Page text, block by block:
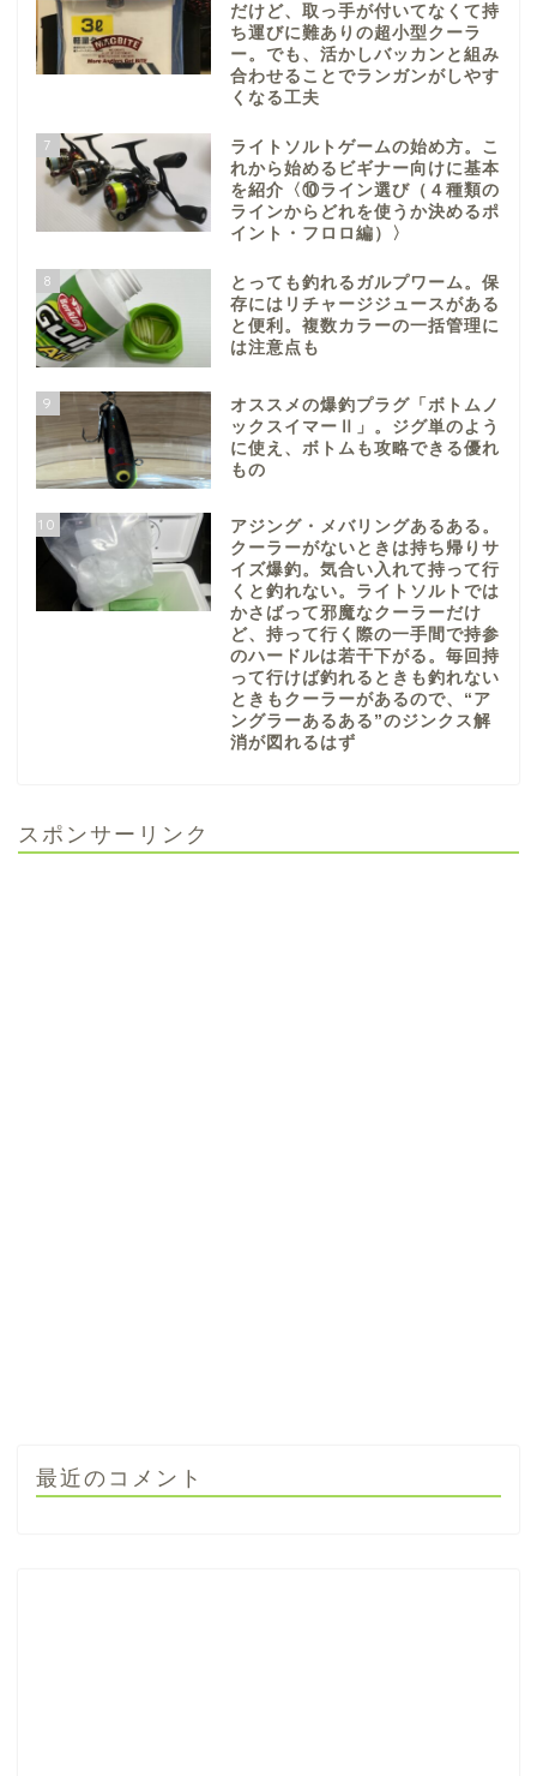
だけど、取っ手が付いてなくて持
ち運びに難ありの超小型クーラ
ー。でも、活かしバッカンと組み
合わせることでランガンがしやす
くなる工夫
7
ライトソルトゲームの始め方。こ
れから始めるビギナー向けに基本
を紹介〈⑩ライン選び（４種類の
ラインからどれを使うか決めるポ
イント・フロロ編）〉
8
とっても釣れるガルプワーム。保
存にはリチャージジュースがある
と便利。複数カラーの一括管理に
は注意点も
9
オススメの爆釣プラグ「ボトムノ
ックスイマーⅡ」。ジグ単のよう
に使え、ボトムも攻略できる優れ
もの
10
アジング・メバリングあるある。
クーラーがないときは持ち帰りサ
イズ爆釣。気合い入れて持って行
くと釣れない。ライトソルトでは
かさばって邪魔なクーラーだけ
ど、持って行く際の一手間で持参
のハードルは若干下がる。毎回持
って行けば釣れるときも釣れない
ときもクーラーがあるので、“ア
ングラーあるある”のジンクス解
消が図れるはず
スポンサーリンク
最近のコメント